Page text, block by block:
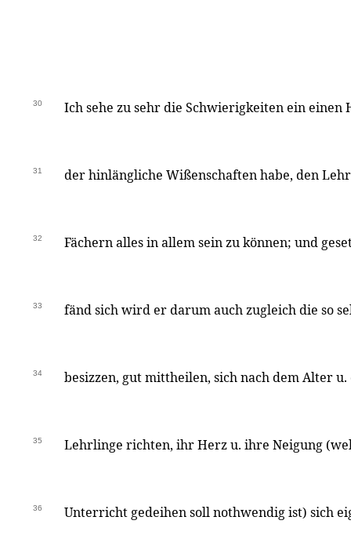
30 Ich sehe zu sehr die Schwierigkeiten ein einen
31 der hinlängliche Wißenschaften habe, den
32 Fächern alles in allem sein zu können; und
33 fänd sich wird er darum auch zugleich die so
34 besizzen, gut mittheilen, sich nach dem Alter
35 Lehrlinge richten, ihr Herz u. ihre Neigung
36 Unterricht gedeihen soll nothwendig ist) sich